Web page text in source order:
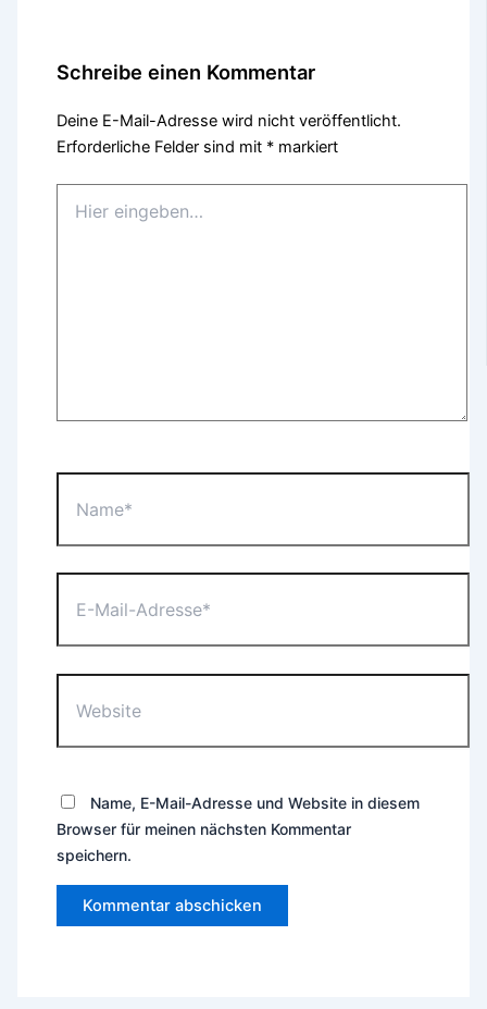
Schreibe einen Kommentar
Deine E-Mail-Adresse wird nicht veröffentlicht.
Erforderliche Felder sind mit * markiert
eingeben…
Mail-
Name, E-Mail-Adresse und Website in diesem
Browser für meinen nächsten Kommentar
speichern.